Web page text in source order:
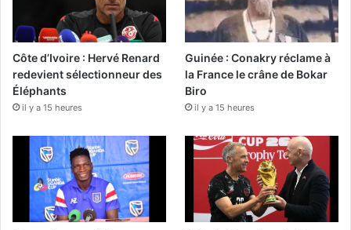
Côte d’Ivoire : Hervé Renard
redevient sélectionneur des
Éléphants
il y a 15 heures
Guinée : Conakry réclame à
la France le crâne de Bokar
Biro
il y a 15 heures